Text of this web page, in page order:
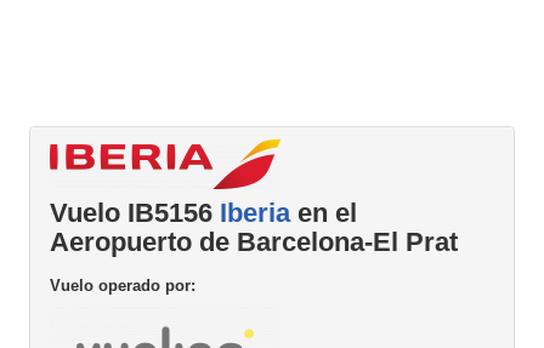
Vuelo IB5156 Iberiaen el
Aeropuerto de Barcelona-El Prat
Vuelo operado por: